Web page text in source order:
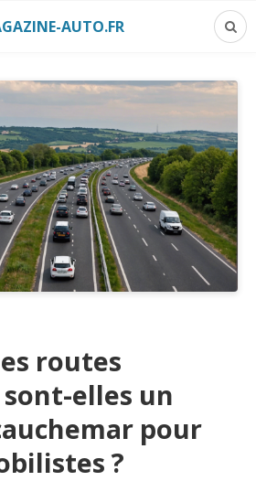
AUTO.FR
routes
elles un
pour
?